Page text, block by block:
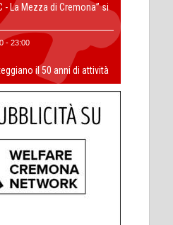
- La Mezza di Cremona” si
- 23:00
il 50 anni di attività